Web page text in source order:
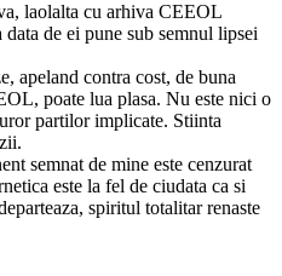
laolalta cu arhiva CEEOL
de ei pune sub semnul lipsei
apeland contra cost, de buna
poate lua plasa. Nu este nici o
partilor implicate. Stiinta
semnat de mine este cenzurat
este la fel de ciudata ca si
spiritul totalitar renaste